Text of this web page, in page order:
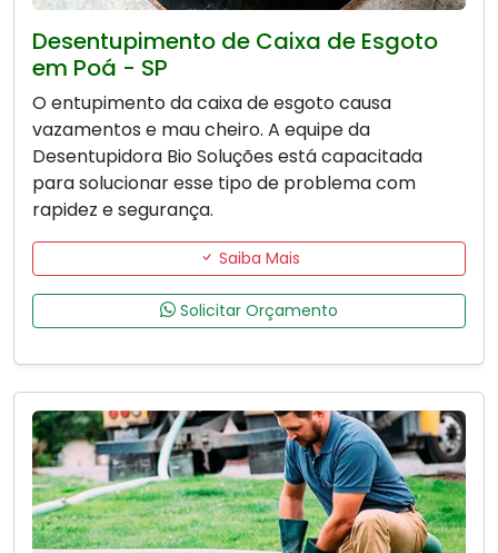
Desentupimento de Caixa de Esgoto
em Poá - SP
O entupimento da caixa de esgoto causa
vazamentos e mau cheiro. A equipe da
Desentupidora Bio Soluções está capacitada
para solucionar esse tipo de problema com
rapidez e segurança.
Saiba Mais
Solicitar Orçamento